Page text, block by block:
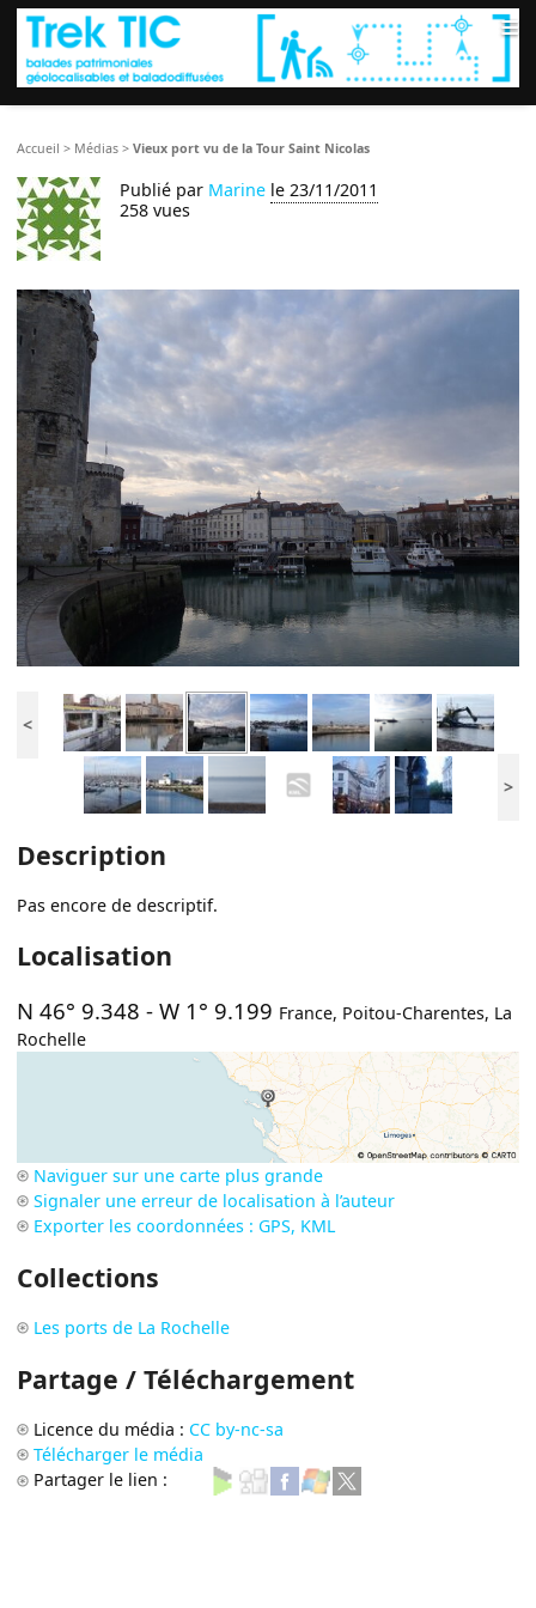
≡
Accueil > Médias >Vieux port vu de la Tour Saint Nicolas
Publié par Marine le 23/11/2011
258 vues
<
>
Description
Pas encore de descriptif.
Localisation
N 46° 9.348 -W 1° 9.199 France, Poitou-Charentes, La
Rochelle
Naviguer sur une carte plus grande
Signaler une erreur de localisation à l’auteur
Exporter les coordonnées : GPS, KML
Collections
Les ports de La Rochelle
Partage / Téléchargement
Licence du média : CC by-nc-sa
Télécharger le média
Partager le lien :